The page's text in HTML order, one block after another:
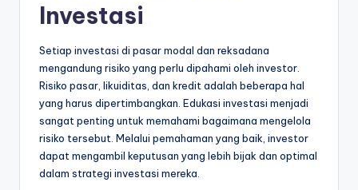
Investasi
Setiap investasi di pasar modal dan reksadana
mengandung risiko yang perlu dipahami oleh investor.
Risiko pasar, likuiditas, dan kredit adalah beberapa hal
yang harus dipertimbangkan. Edukasi investasi menjadi
sangat penting untuk memahami bagaimana mengelola
risiko tersebut. Melalui pemahaman yang baik, investor
dapat mengambil keputusan yang lebih bijak dan optimal
dalam strategi investasi mereka.